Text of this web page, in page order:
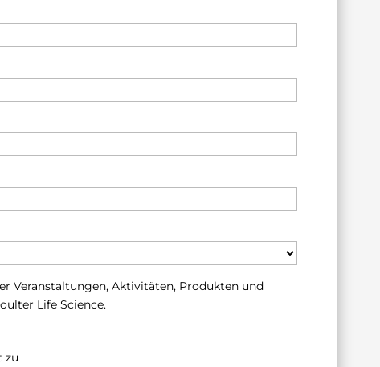
Veranstaltungen, Aktivitäten, Produkten und
Life Science.
zu